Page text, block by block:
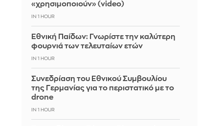
«χρησιμοποιούν» (video)
IN 1 HOUR
Εθνική Παίδων: Γνωρίστε την καλύτερη
φουρνιά των τελευταίων ετών
IN 1 HOUR
Συνεδρίαση του Εθνικού Συμβουλίου
της Γερμανίας για το περιστατικό με το
drone
IN 1 HOUR